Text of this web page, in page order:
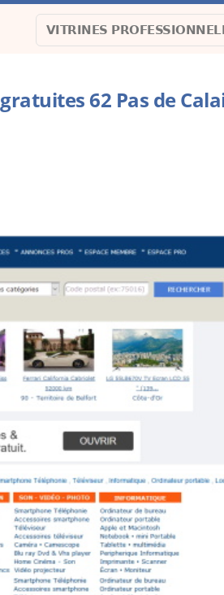
VITRINES
62 Pas de